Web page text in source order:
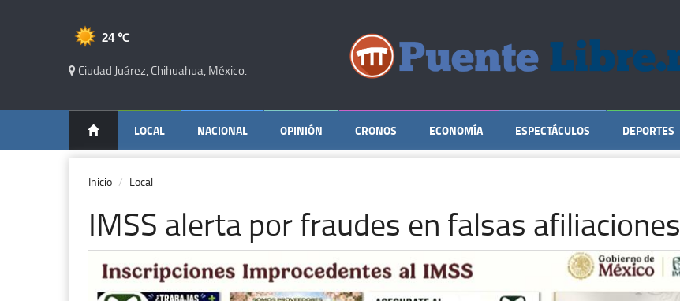
24 ℃
Ciudad Juárez, Chihuahua, México.
LOCAL NACIONAL OPINIÓN CRONOS ECONOMÍA ESPECTÁCULOS DEPORTES
Inicio Local
IMSS alerta por fraudes en falsas afiliaciones